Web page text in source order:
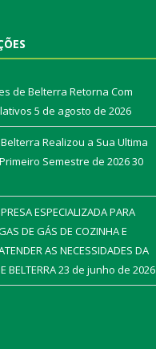
de Belterra Retorna Com
5 de agosto de 2026
Realizou a Sua Ultima
Semestre de 202630
ESPECIALIZADA PARA
DE GÁS DE COZINHA E
AS NECESSIDADES DA
BELTERRA23 de junho de 2026